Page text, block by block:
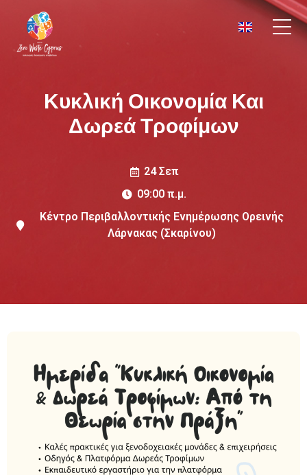
Κυκλική Οικονομία Και
Δωρεά Τροφίμων
24 Σεπ
09:00 π.μ.
Κέντρο Περιβαλλοντικής Ενημέρωσης Ορεινής
Λάρνακας (Σκαρίνου)